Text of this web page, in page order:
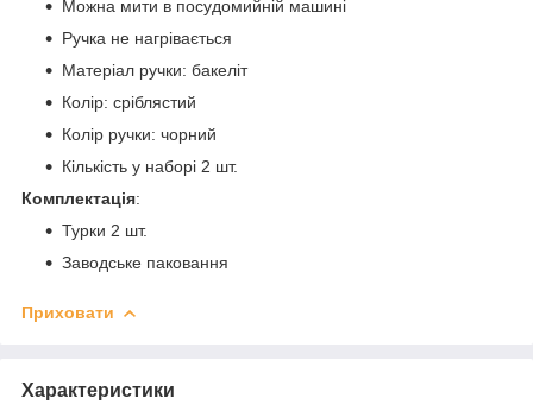
Можна мити в посудомийній машині
Ручка не нагрівається
Матеріал ручки: бакеліт
Колір: сріблястий
Колір ручки: чорний
Кількість у наборі 2 шт.
Комплектація:
Турки 2 шт.
Заводське паковання
Приховати
Характеристики